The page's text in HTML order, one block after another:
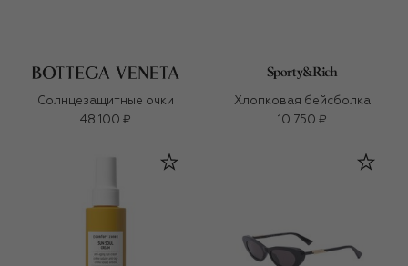
Солнцезащитные очки
48 100 ₽
Хлопковая бейсболка
10 750 ₽